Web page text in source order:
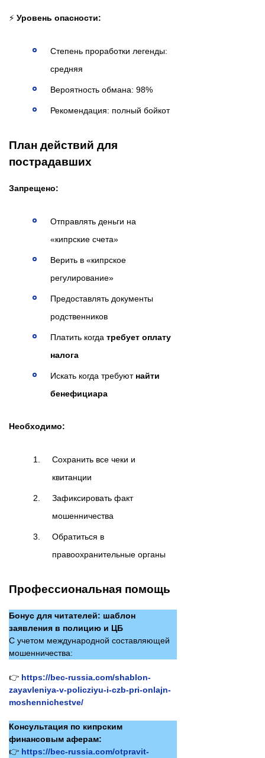
⚡ Уровень опасности:
Степень проработки легенды:
средняя
Вероятность обмана: 98%
Рекомендация: полный бойкот
План действий для
пострадавших
Запрещено:
Отправлять деньги на
«кипрские счета»
Верить в «кипрское
регулирование»
Предоставлять документы
родственников
Платить когда требует оплату
налога
Искать когда требуют найти
бенефициара
Необходимо:
Сохранить все чеки и
квитанции
Зафиксировать факт
мошенничества
Обратиться в
правоохранительные органы
Профессиональная помощь
Бонус для читателей: шаблон
заявления в полицию и ЦБ
С учетом международной составляющей
мошенничества:
👉 https://bec-russia.com/shablon-
zayavleniya-v-policziyu-i-czb-pri-onlajn-
moshennichestve/
Консультация по кипрским
финансовым аферам:
👉 https://bec-russia.com/otpravit-